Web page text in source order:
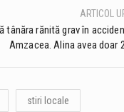
ARTICOL
tânăra rănită grav în
Amzacea. Alina avea doar
stiri locale